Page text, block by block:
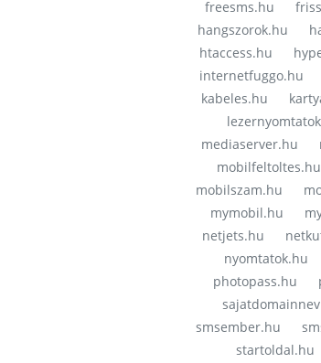
freesms.hu
hangszorok.hu
htaccess.hu
internetfuggo.hu
kabeles.hu
mediaserver.hu
mobilfeltoltes.hu
mobilszam.hu
mymobil.hu
netjets.hu
nyomtatok.hu
photopass.hu
smsember.hu
startoldal.hu